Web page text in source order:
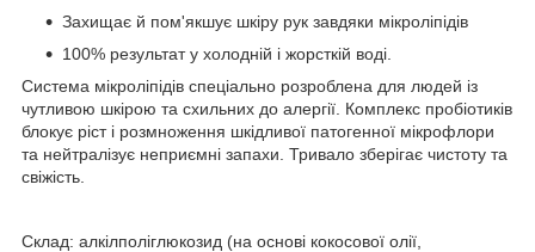
Захищає й пом'якшує шкіру рук завдяки мікроліпідів
100% результат у холодній і жорсткій воді.
Система мікроліпідів спеціально розроблена для людей із
чутливою шкірою та схильних до алергії. Комплекс пробіотиків
блокує ріст і розмноження шкідливої патогенної мікрофлори
та нейтралізує неприємні запахи. Тривало зберігає чистоту та
свіжість.
Склад: алкілполіглюкозид (на основі кокосової олії,